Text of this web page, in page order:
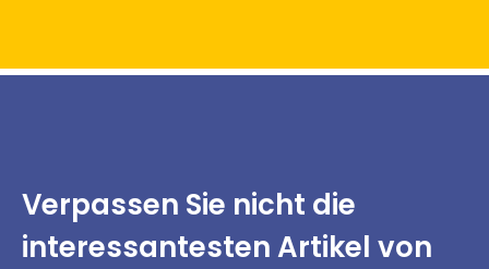
Verpassen Sie nicht die
interessantestenArtikel von